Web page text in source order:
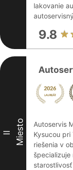
lakovanie
9.8
II Miesto
Autoservis
Kysucou
riešenia v